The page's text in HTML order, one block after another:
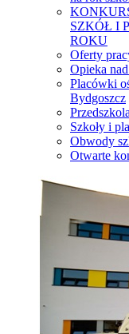
SZKÓŁ I
ROKU
Oferty
Opieka
Placówki
Bydgoszcz
Szkoły i
Obwody
Otwarte